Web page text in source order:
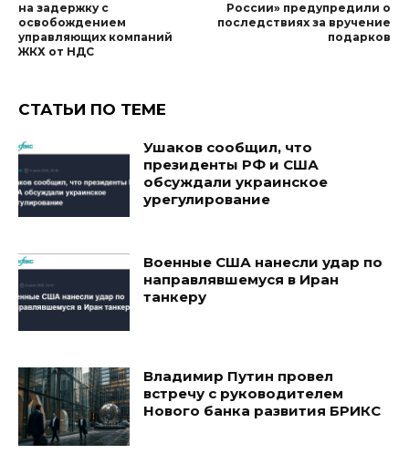
на задержку с
освобождением
управляющих компаний
ЖКХ от НДС
России» предупредили о
последствиях за вручение
подарков
СТАТЬИ ПО ТЕМЕ
Ушаков сообщил, что
президенты РФ и США
обсуждали украинское
урегулирование
Военные США нанесли удар по
направлявшемуся в Иран
танкеру
Владимир Путин провел
встречу с руководителем
Нового банка развития БРИКС